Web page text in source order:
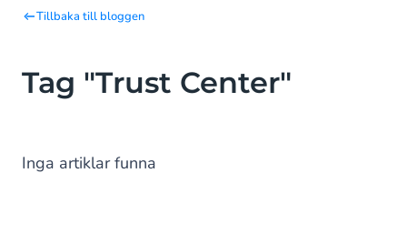
Tillbaka till bloggen
Tag "Trust Center"
Inga artiklar funna